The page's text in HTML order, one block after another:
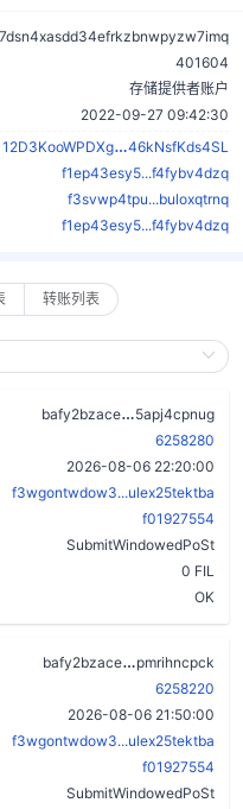
401604
存储提供者账户
2022-09-27 09:42:30
12D3KooWPDXg
46kNsfKds4SL
f1ep43esy5...f4fybv4dzq
f3svwp4tpu...buloxqtrnq
f1ep43esy5...f4fybv4dzq
转账列表
bafy2bzace
5apj4cpnug
6258280
2026-08-06 22:20:00
f3wgontwdow3...ulex25tektba
f01927554
SubmitWindowedPoSt
0 FIL
OK
bafy2bzace
pmrihncpck
6258220
2026-08-06 21:50:00
f3wgontwdow3...ulex25tektba
f01927554
SubmitWindowedPoSt